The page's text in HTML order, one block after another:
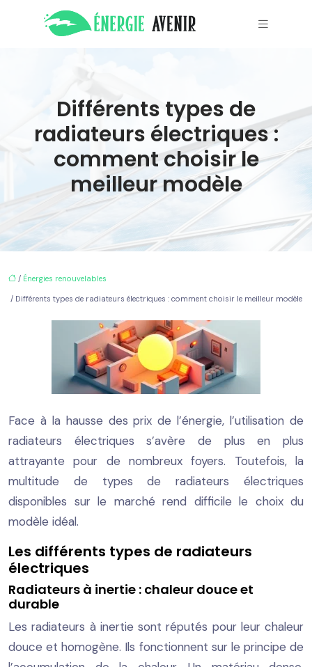
Différents types de
radiateurs électriques :
comment choisir le
meilleur modèle
/ Énergies renouvelables
/ Différents types de radiateurs électriques : comment choisir le meilleur modèle
Face à la hausse des prix de l’énergie, l’utilisation de
radiateurs électriques s’avère de plus en plus
attrayante pour de nombreux foyers. Toutefois, la
multitude de types de radiateurs électriques
disponibles sur le marché rend difficile le choix du
modèle idéal.
Les différents types de radiateurs
électriques
Radiateurs à inertie : chaleur douce et
durable
Les radiateurs à inertie sont réputés pour leur chaleur
douce et homogène. Ils fonctionnent sur le principe de